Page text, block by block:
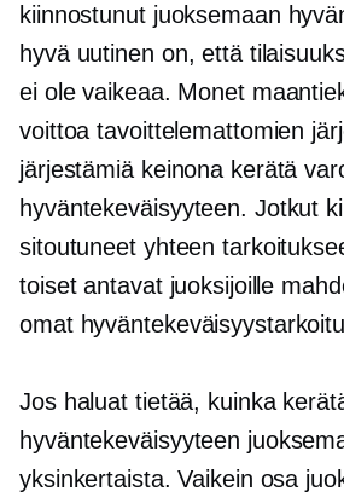
kiinnostunut juoksemaan
hyvä uutinen on, että
ei ole vaikeaa. Monet
voittoa tavoittelemattomien
järjestämiä keinona kerätä
hyväntekeväisyyteen. Jotkut
sitoutuneet yhteen
toiset antavat juoksijoille
omat
Jos haluat tietää, kuinka
hyväntekeväisyyteen
yksinkertaista. Vaikein osa